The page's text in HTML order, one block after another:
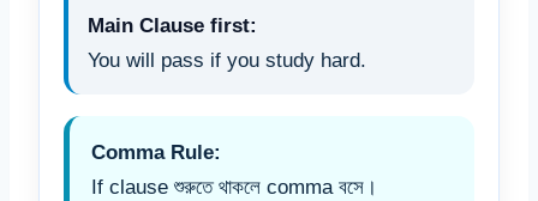
Main Clause first:
You will pass if you study hard.
Comma Rule:
If clause শুরুতে থাকলে comma বসে।